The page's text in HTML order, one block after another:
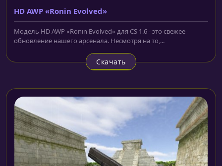
HD AWP «Ronin Evolved»
Модель HD AWP «Ronin Evolved» для CS 1.6 - это свежее
обновление нашего арсенала. Несмотря на то,...
Скачать